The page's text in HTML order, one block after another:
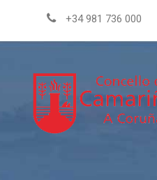
+34 981 736 000